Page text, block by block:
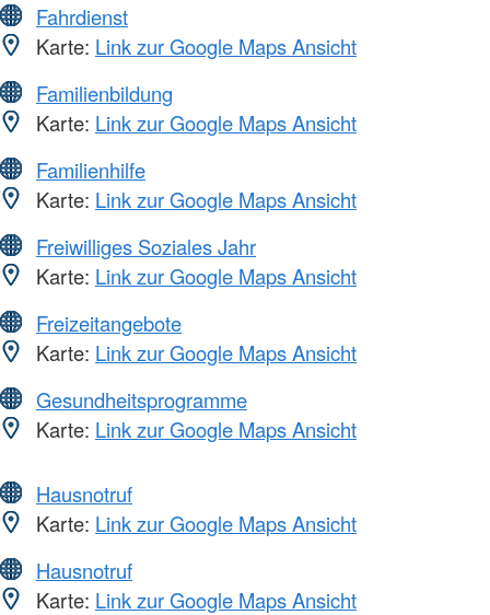
Fahrdienst
Karte: Link zur Google Maps Ansicht
Familienbildung
Karte: Link zur Google Maps Ansicht
Familienhilfe
Karte: Link zur Google Maps Ansicht
Freiwilliges Soziales Jahr
Karte: Link zur Google Maps Ansicht
Freizeitangebote
Karte: Link zur Google Maps Ansicht
Gesundheitsprogramme
Karte: Link zur Google Maps Ansicht
Hausnotruf
Karte: Link zur Google Maps Ansicht
Hausnotruf
Karte: Link zur Google Maps Ansicht